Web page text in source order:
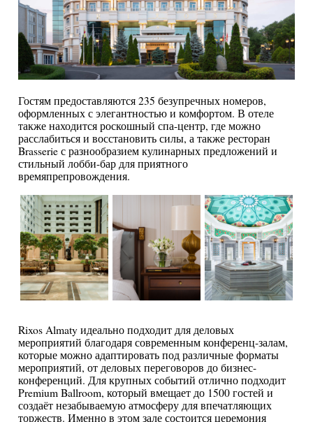
Гостям предоставляются 235 безупречных номеров,
оформленных с элегантностью и комфортом. В отеле
также находится роскошный спа-центр, где можно
расслабиться и восстановить силы, а также ресторан
Brasserie с разнообразием кулинарных предложений и
стильный лобби-бар для приятного
времяпрепровождения.
Rixos Almaty идеально подходит для деловых
мероприятий благодаря современным конференц-залам,
которые можно адаптировать под различные форматы
мероприятий, от деловых переговоров до бизнес-
конференций. Для крупных событий отлично подходит
Premium Ballroom, который вмещает до 1500 гостей и
создаёт незабываемую атмосферу для впечатляющих
торжеств. Именно в этом зале состоится церемония